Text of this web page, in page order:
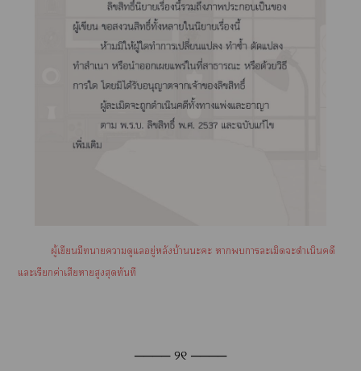
ผู้เขียนมีาาดูแลอยู่หลังบ้านะะ าาละเมิดะดำเนินคดี
แะเรียกค่าเสียาสูงสุดทันที
──── ୨୧ ────